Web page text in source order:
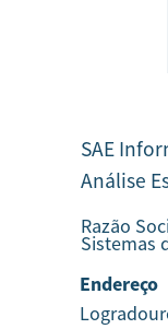
SAE
Análise
Razão
Sistemas
Endereço